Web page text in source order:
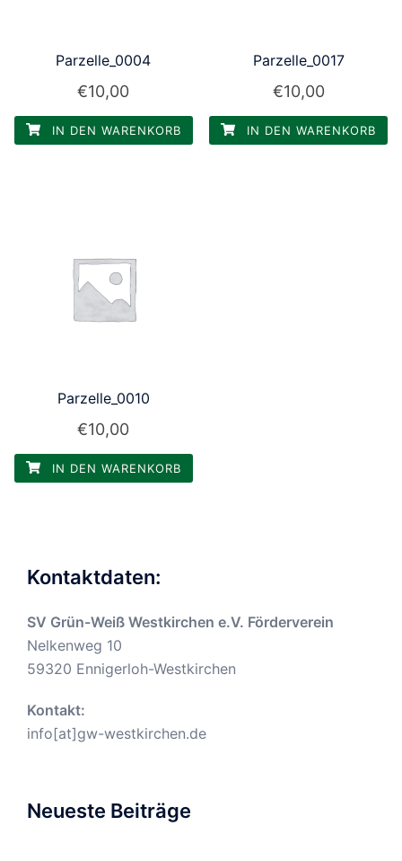
Parzelle_0004
€10,00
IN DEN WARENKORB
Parzelle_0017
€10,00
IN DEN WARENKORB
Parzelle_0010
€10,00
IN DEN WARENKORB
Kontaktdaten:
SV Grün-Weiß Westkirchen e.V. Förderverein
Nelkenweg 10
59320 Ennigerloh-Westkirchen
Kontakt:
info[at]gw-westkirchen.de
Neueste Beiträge